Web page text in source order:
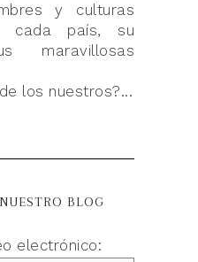
y culturas
cada país, su
maravillosas
los nuestros?...
BLOG
electrónico: